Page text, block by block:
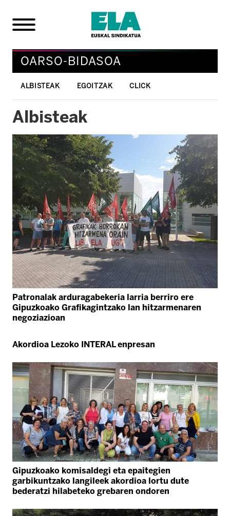
OARSO-BIDASOA
ALBISTEAK EGOITZAK CLICK
Albisteak
Patronalak arduragabekeria larria berriro ere
Gipuzkoako Grafikagintzako lan hitzarmenaren
negoziazioan
Akordioa Lezoko INTERAL enpresan
Gipuzkoako komisaldegi eta epaitegien
garbikuntzako langileek akordioa lortu dute
bederatzi hilabeteko grebaren ondoren